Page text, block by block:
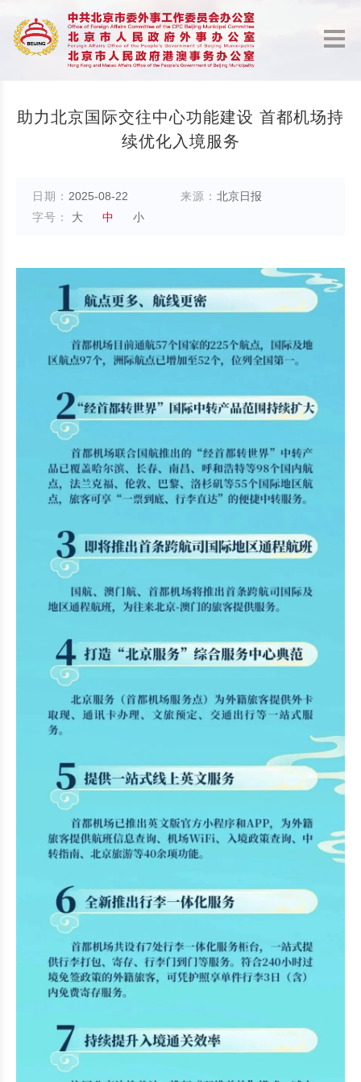
助力北京国际交往中心功能建设 首都机场持
续优化入境服务
日期： 2025-08-22 来源： 北京日报
字号：
大 中 小